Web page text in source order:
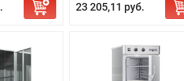
23 205,11 руб.